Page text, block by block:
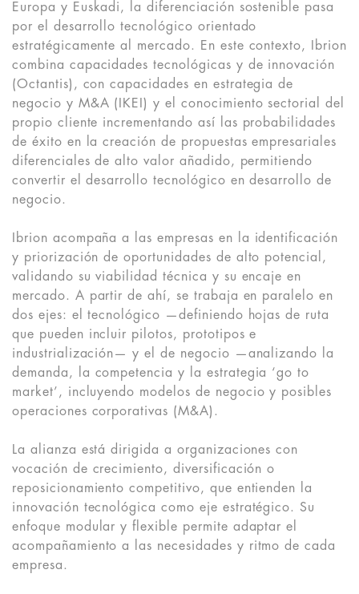
Europa y Euskadi, la diferenciación sostenible pasa
por el desarrollo tecnológico orientado
estratégicamente al mercado. En este contexto, Ibrion
combina capacidades tecnológicas y de innovación
(Octantis), con capacidades en estrategia de
negocio y M&A (IKEI) y el conocimiento sectorial del
propio cliente incrementando así las probabilidades
de éxito en la creación de propuestas empresariales
diferenciales de alto valor añadido, permitiendo
convertir el desarrollo tecnológico en desarrollo de
negocio.
Ibrion acompaña a las empresas en la identificación
y priorización de oportunidades de alto potencial,
validando su viabilidad técnica y su encaje en
mercado. A partir de ahí, se trabaja en paralelo en
dos ejes: el tecnológico —definiendo hojas de ruta
que pueden incluir pilotos, prototipos e
industrialización— y el de negocio —analizando la
demanda, la competencia y la estrategia ‘go to
market’, incluyendo modelos de negocio y posibles
operaciones corporativas (M&A).
La alianza está dirigida a organizaciones con
vocación de crecimiento, diversificación o
reposicionamiento competitivo, que entienden la
innovación tecnológica como eje estratégico. Su
enfoque modular y flexible permite adaptar el
acompañamiento a las necesidades y ritmo de cada
empresa.